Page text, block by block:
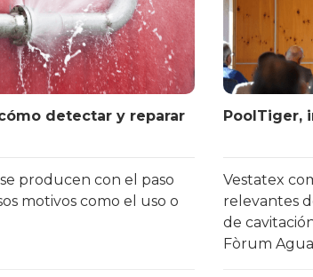
y reparar
el paso
el uso o
PoolTiger, innovación
Vestatex comparte uno de
relevantes de 2024:
de cavitación
Fòrum Agua i Turisme